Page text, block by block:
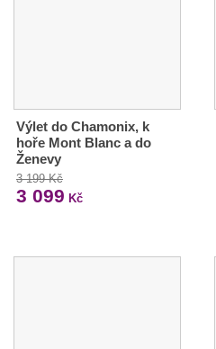
Výlet do Chamonix, k
hoře Mont Blanc a do
Ženevy
3 199 Kč
3 099 Kč